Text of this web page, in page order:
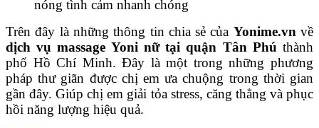
nóng tình cảm nhanh chóng
Trên đây là những thông tin chia sẻ của Yonime.vn về
dịch vụ massage Yoni nữ tại quận Tân Phú thành
phố Hồ Chí Minh. Đây là một trong những phương
pháp thư giãn được chị em ưa chuộng trong thời gian
gần đây. Giúp chị em giải tỏa stress, căng thẳng và phục
hồi năng lượng hiệu quả.